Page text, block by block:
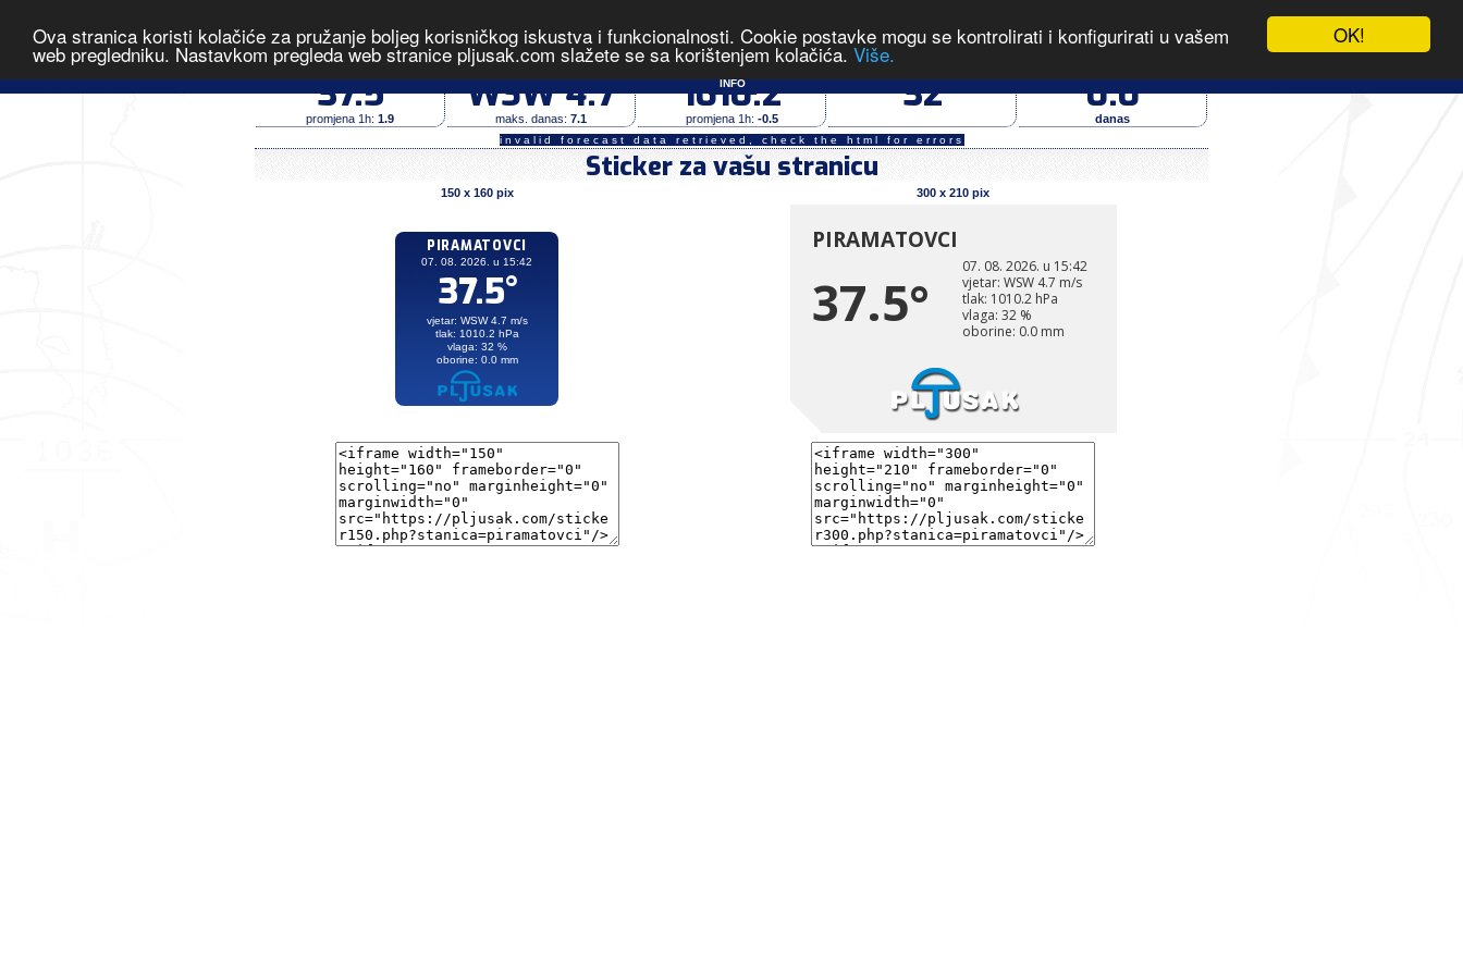
OK!
Ova stranica koristi kolačiće za pružanje boljeg korisničkog iskustva i funkcionalnosti. Cookie postavke mogu se kontrolirati i konfigurirati u vašem
web pregledniku. Nastavkom pregleda web stranice pljusak.com slažete se sa korištenjem kolačića. Više.
INFO
Piramatovci- izmjerene vrijednosti u 15:42 dana 07.08.2026.- IZVOR PODATAKA
temperatura (°C)
37.5
promjena 1h: 1.9
WSW 4.7
maks. danas: 7.1
tlak zraka (hPa)
1010.2
promjena 1h: -0.5
32 0.0
danas
invalid forecast data retrieved, check the html for errors
Sticker za vašu stranicu
150 x 160 pix 300 x 210 pix